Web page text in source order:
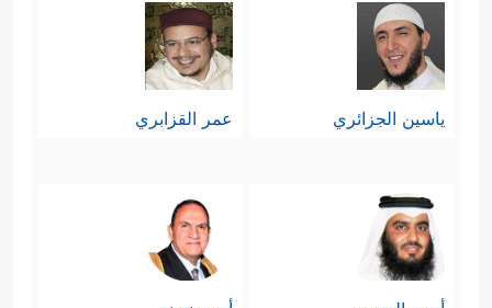
ياسين الجزائري عمر القزابري